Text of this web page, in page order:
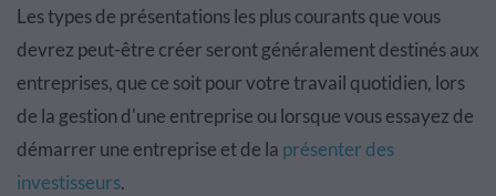
Les types de présentations les plus courants que vous
devrez peut-être créer seront généralement destinés aux
entreprises, que ce soit pour votre travail quotidien, lors
de la gestion d'une entreprise ou lorsque vous essayez de
démarrer une entreprise et de la présenter des
investisseurs.